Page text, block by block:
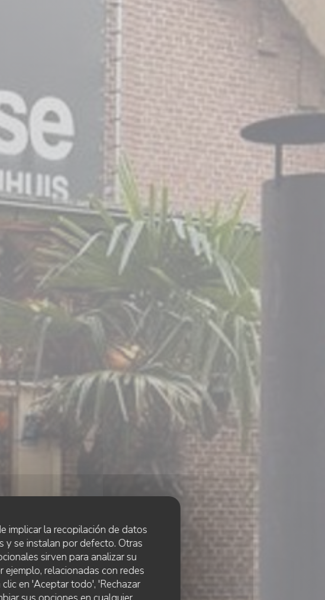
implicar la recopilación de datos
y se instalan por defecto. Otras
sirven para analizar su
relacionadas con redes
en 'Aceptar todo', 'Rechazar